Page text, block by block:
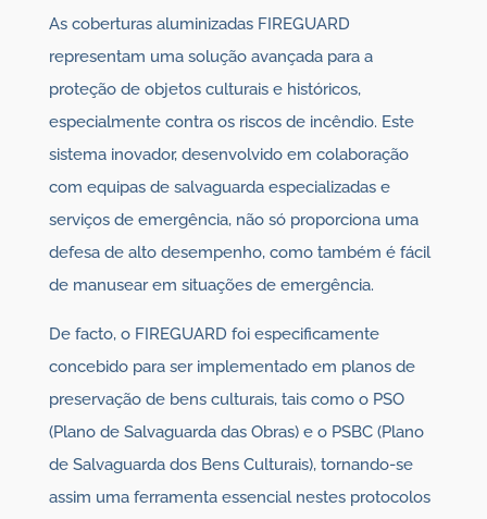
As coberturas aluminizadas FIREGUARD
representam uma solução avançada para a
proteção de objetos culturais e históricos,
especialmente contra os riscos de incêndio. Este
sistema inovador, desenvolvido em colaboração
com equipas de salvaguarda especializadas e
serviços de emergência, não só proporciona uma
defesa de alto desempenho, como também é fácil
de manusear em situações de emergência.
De facto, o FIREGUARD foi especificamente
concebido para ser implementado em planos de
preservação de bens culturais, tais como o PSO
(Plano de Salvaguarda das Obras) e o PSBC (Plano
de Salvaguarda dos Bens Culturais), tornando-se
assim uma ferramenta essencial nestes protocolos